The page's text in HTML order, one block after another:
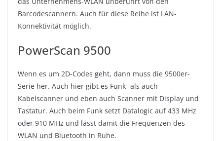
Barcodescannern. Auch für diese Reihe ist LAN-
Konnektivität möglich.
PowerScan 9500
Wenn es um 2D-Codes geht, dann muss die 9500er-
Serie her. Auch hier gibt es Funk- als auch
Kabelscanner und eben auch Scanner mit Display und
Tastatur. Auch beim Funk setzt Datalogic auf 433 MHz
oder 910 MHz und lässt damit die Frequenzen des
WLAN und Bluetooth in Ruhe.